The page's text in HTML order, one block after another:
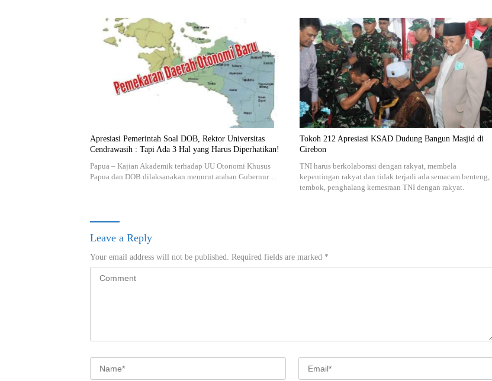
Apresiasi Pemerintah Soal DOB, Rektor Universitas
Cendrawasih : Tapi Ada 3 Hal yang Harus Diperhatikan!
Papua – Kajian Akademik terhadap UU Otonomi Khusus
Papua dan DOB dilaksanakan menurut arahan Gubernur…
Tokoh 212 Apresiasi KSAD Dudung Bangun Masjid di
Cirebon
TNI harus berkolaborasi dengan rakyat, membela
kepentingan rakyat dan tidak terjadi ada semacam benteng,
tembok, penghalang kemesraan TNI dengan rakyat.
Leave a Reply
Your email address will not be published. Required fields are marked *